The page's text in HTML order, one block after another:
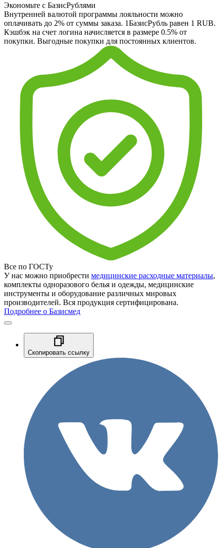
Экономьте с БазисРублями
Внутренней валютой программы лояльности можно
оплачивать до 2% от суммы заказа. 1БазисРубль равен 1 RUB.
Кэшбэк на счет логина начисляется в размере 0.5% от
покупки. Выгодные покупки для постоянных клиентов.
Все по ГОСТу
У нас можно приобрести медицинские расходные материалы,
комплекты одноразового белья и одежды, медицинские
инструменты и оборудование различных мировых
производителей. Вся продукция сертифицирована.
Подробнее о Базисмед
Скопировать ссылку